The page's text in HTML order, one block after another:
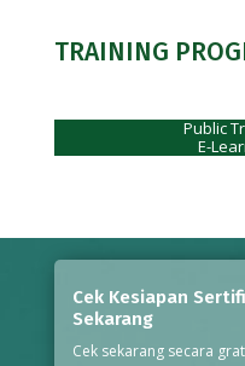
TRAINING
Public
E-
Cek Kesiapan
Sekarang
Cek sekarang secara